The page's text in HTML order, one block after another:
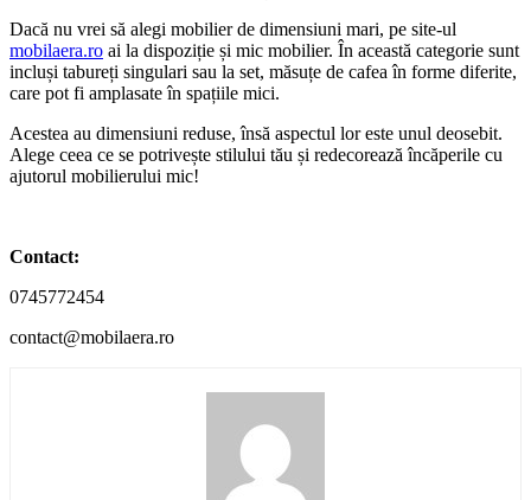
Dacă nu vrei să alegi mobilier de dimensiuni mari, pe site-ul
mobilaera.ro ai la dispoziție și mic mobilier. În această categorie sunt
incluși tabureți singulari sau la set, măsuțe de cafea în forme diferite,
care pot fi amplasate în spațiile mici.
Acestea au dimensiuni reduse, însă aspectul lor este unul deosebit.
Alege ceea ce se potrivește stilului tău și redecorează încăperile cu
ajutorul mobilierului mic!
Contact:
0745772454
contact@mobilaera.ro